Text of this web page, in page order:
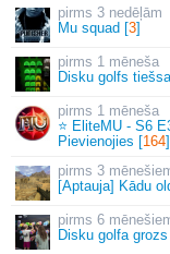
3 nedēļām
Mu squad [3]
1 mēneša
Disku golfs
1 mēneša
⭐ EliteMU - S6
Pievienojies [164]
3
[Aptauja] Kādu
6
Disku golfa